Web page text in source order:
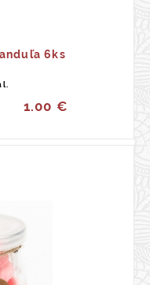
6ks
1.00 €